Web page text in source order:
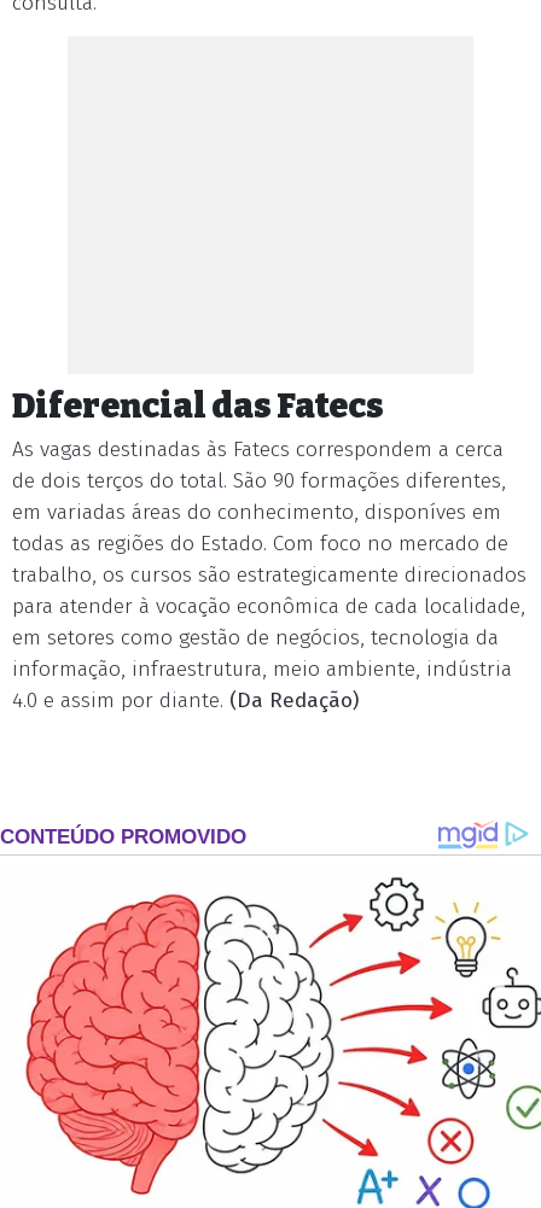
Diferencial das Fatecs
As vagas destinadas às Fatecs correspondem a cerca
de dois terços do total. São 90 formações diferentes,
em variadas áreas do conhecimento, disponíves em
todas as regiões do Estado. Com foco no mercado de
trabalho, os cursos são estrategicamente direcionados
para atender à vocação econômica de cada localidade,
em setores como gestão de negócios, tecnologia da
informação, infraestrutura, meio ambiente, indústria
4.0 e assim por diante. (Da Redação)